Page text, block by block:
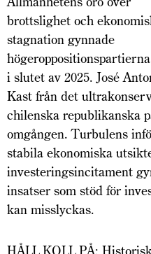
brottslighet och
stagnation gynnade
i slutet av 2025. José
Kast från det
chilenska republikanska
omgången. Turbulens
stabila ekonomiska
investeringsincitament
insatser som stöd för
kan misslyckas.